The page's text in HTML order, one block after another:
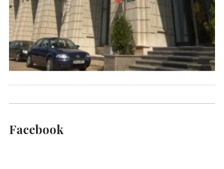
Facebook